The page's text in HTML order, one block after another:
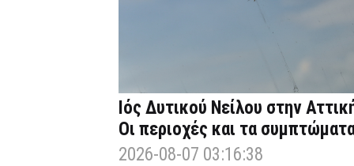
Ιός Δυτικού Νείλου στην
Οι περιοχές και τα
2026-08-07 03:16:38